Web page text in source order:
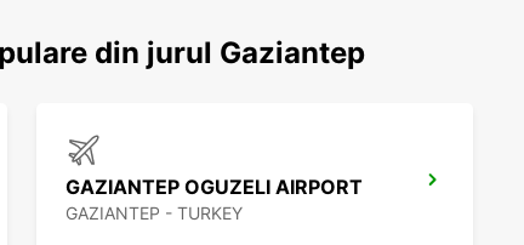
din jurul Gaziantep
GAZIANTEP OGUZELI AIRPORT
GAZIANTEP - TURKEY